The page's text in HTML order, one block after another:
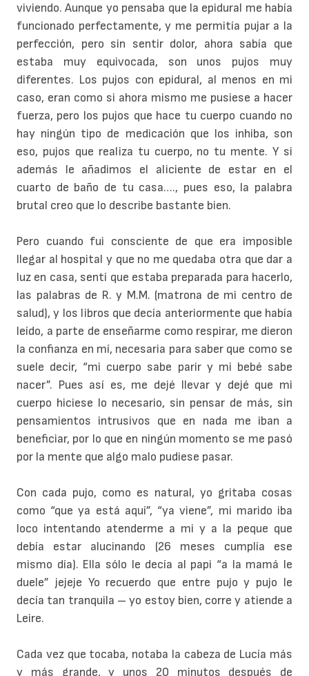
viviendo. Aunque yo pensaba que la epidural me había
funcionado perfectamente, y me permitía pujar a la
perfección, pero sin sentir dolor, ahora sabía que
estaba muy equivocada, son unos pujos muy
diferentes. Los pujos con epidural, al menos en mi
caso, eran como si ahora mismo me pusiese a hacer
fuerza, pero los pujos que hace tu cuerpo cuando no
hay ningún tipo de medicación que los inhiba, son
eso, pujos que realiza tu cuerpo, no tu mente. Y si
además le añadimos el aliciente de estar en el
cuarto de baño de tu casa…., pues eso, la palabra
brutal creo que lo describe bastante bien.
Pero cuando fui consciente de que era imposible
llegar al hospital y que no me quedaba otra que dar a
luz en casa, sentí que estaba preparada para hacerlo,
las palabras de R. y M.M. (matrona de mi centro de
salud), y los libros que decía anteriormente que había
leído, a parte de enseñarme como respirar, me dieron
la confianza en mí, necesaria para saber que como se
suele decir, “mi cuerpo sabe parir y mi bebé sabe
nacer”. Pues así es, me dejé llevar y dejé que mi
cuerpo hiciese lo necesario, sin pensar de más, sin
pensamientos intrusivos que en nada me iban a
beneficiar, por lo que en ningún momento se me pasó
por la mente que algo malo pudiese pasar.
Con cada pujo, como es natural, yo gritaba cosas
como “que ya está aquí”, “ya viene”, mi marido iba
loco intentando atenderme a mi y a la peque que
debía estar alucinando (26 meses cumplía ese
mismo día). Ella sólo le decía al papi “a la mamá le
duele” jejeje Yo recuerdo que entre pujo y pujo le
decía tan tranquila – yo estoy bien, corre y atiende a
Leire.
Cada vez que tocaba, notaba la cabeza de Lucía más
y más grande, y unos 20 minutos después de